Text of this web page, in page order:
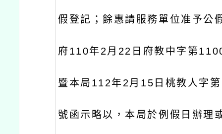
假登記；餘惠請服務單位准予公
府110年2月22日府教中字第
暨本局112年2月15日桃教人字
號函示略以，本局於例假日辦理